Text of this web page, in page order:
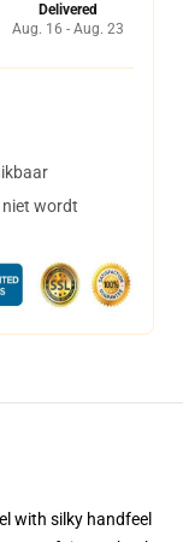
Delivered
Aug. 16 - Aug. 23
wordt
with silky handfeel